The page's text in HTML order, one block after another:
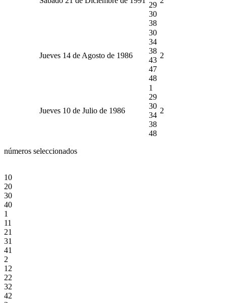
29
30
38
Jueves 14 de Agosto de 1986
30
34
38
43
47
48
2
Jueves 10 de Julio de 1986
1
29
30
34
38
48
2
números seleccionados
10
20
30
40
1
11
21
31
41
2
12
22
32
42